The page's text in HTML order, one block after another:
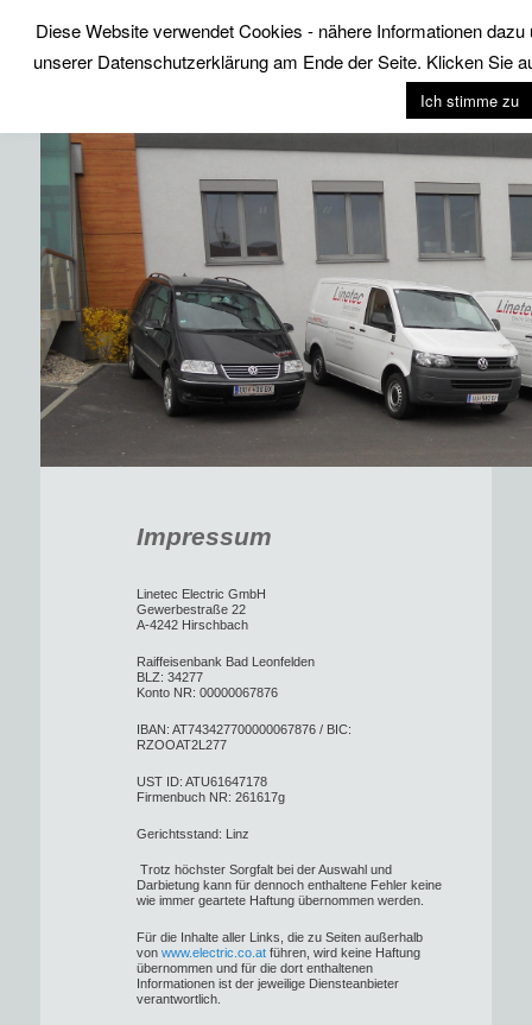
Impressum
Linetec Electric GmbH
Gewerbestraße 22
A-4242 Hirschbach
Raiffeisenbank Bad Leonfelden
BLZ: 34277
Konto NR: 00000067876
IBAN: AT743427700000067876 / BIC:
RZOOAT2L277
UST ID: ATU61647178
Firmenbuch NR: 261617g
Gerichtsstand: Linz
Trotz höchster Sorgfalt bei der Auswahl und
Darbietung kann für dennoch enthaltene Fehler keine
wie immer geartete Haftung übernommen werden.
Für die Inhalte aller Links, die zu Seiten außerhalb
vonwww.electric.co.at führen, wird keine Haftung
übernommen und für die dort enthaltenen
Informationen ist der jeweilige Diensteanbieter
verantwortlich.
Diese Website verwendet Cookies - nähere Informationen
unserer Datenschutzerklärung am Ende der Seite. Klicken Sie
Ich stimme zu